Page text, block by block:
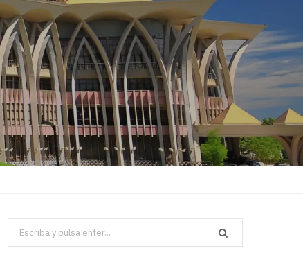
Search
for: